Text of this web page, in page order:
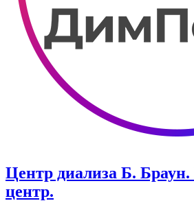
Центр диализа Б.
центр.